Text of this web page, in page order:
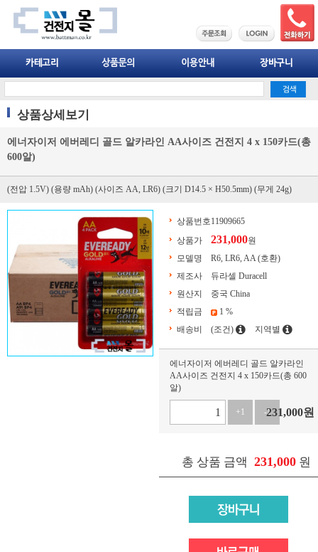
상품상세보기
에너자이저 에버레디 골드 알카라인 AA사이즈 건전지 4 x 150카드(총
600알)
(전압 1.5V) (용량 mAh) (사이즈 AA, LR6) (크기 D14.5 × H50.5mm) (무게 24g)
상품번호11909665
상품가
231,000원
모델명
R6, LR6, AA (호환)
제조사
듀라셀 Duracell
원산지
중국 China
적립금
1 %
배송비
(조건) 지역별
에너자이저 에버레디 골드 알카라인
AA사이즈 건전지 4 x 150카드(총 600
알)
+1 -1231,000원
총 상품 금액 231,000 원